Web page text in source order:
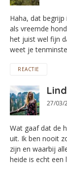
Haha, dat
als vreemde
het juist wel fijn
weet je
REACTIE
27/03/
Wat gaaf dat de
uit. Ik ben nooit
zijn en waarbij
heide is echt een